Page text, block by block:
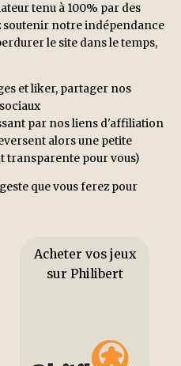
tenu à 100% par des
soutenir notre indépendance
le site dans le temps,
et liker, partager nos
par nos liens d'affiliation
alors une petite
transparente pour vous)
que vous ferez pour
Acheter vos jeux
sur Philibert